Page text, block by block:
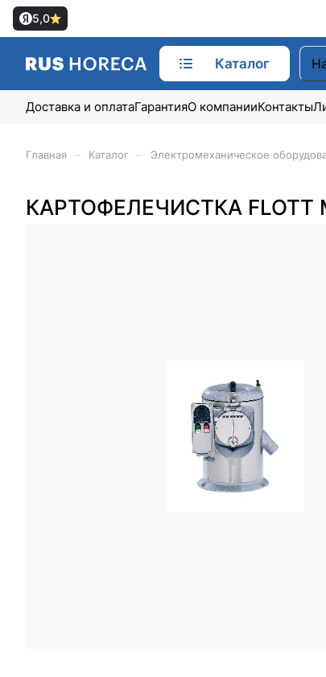
5,0
Каталог
Доставка и оплатаГарантияО компанииКонтакты
Главная Каталог Электромеханическое
КАРТОФЕЛЕЧИСТКА FLOTT